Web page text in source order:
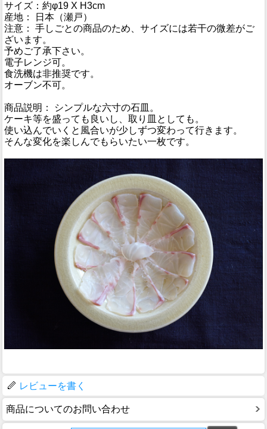
サイズ：約φ19 X H3cm
産地： 日本（瀬戸）
注意： 手しごとの商品のため、サイズには若干の微差がご
ざいます。
予めご了承下さい。
電子レンジ可。
食洗機は非推奨です。
オーブン不可。
商品説明： シンプルな六寸の石皿。
ケーキ等を盛っても良いし、取り皿としても。
使い込んでいくと風合いが少しずつ変わって行きます。
そんな変化を楽しんでもらいたい一枚です。
レビューを書く
商品についてのお問い合わせ